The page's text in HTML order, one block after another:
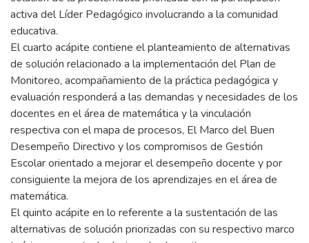
activa del Líder Pedagógico involucrando a la comunidad
educativa.
El cuarto acápite contiene el planteamiento de alternativas
de solución relacionado a la implementación del Plan de
Monitoreo, acompañamiento de la práctica pedagógica y
evaluación responderá a las demandas y necesidades de los
docentes en el área de matemática y la vinculación
respectiva con el mapa de procesos, El Marco del Buen
Desempeño Directivo y los compromisos de Gestión
Escolar orientado a mejorar el desempeño docente y por
consiguiente la mejora de los aprendizajes en el área de
matemática.
El quinto acápite en lo referente a la sustentación de las
alternativas de solución priorizadas con su respectivo marco